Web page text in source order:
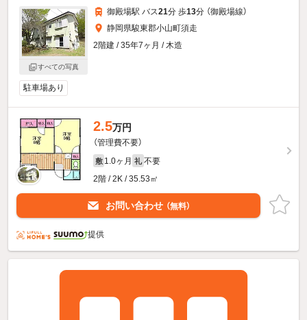
すべての写真
御殿場駅 バス21分 歩13分 （御殿場線）
静岡県駿東郡小山町須走
2階建 / 35年7ヶ月 / 木造
駐車場あり
2.5万円
（管理費不要）
敷 1.0ヶ月 礼 不要
2階 / 2K / 35.53㎡
お問い合わせ （無料）
提供